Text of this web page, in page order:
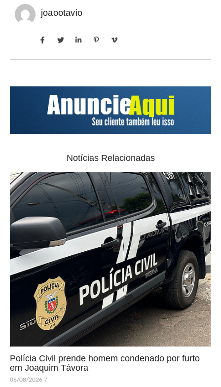
joaootavio
Notícias Relacionadas
Polícia Civil prende homem condenado por furto
em Joaquim Távora
06/08/2026 /